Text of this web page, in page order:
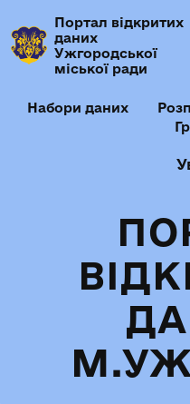
Портал відкритих
даних
Ужгородської
міської ради
Набори даних